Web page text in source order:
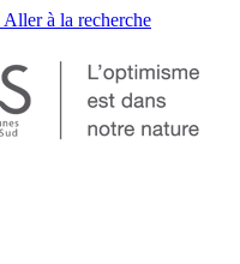
Aller à la recherche